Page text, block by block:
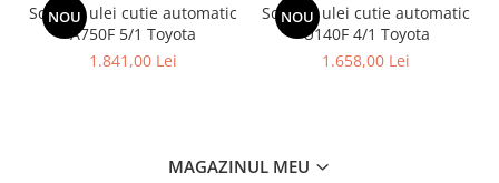
NOU
Schimb ulei cutie automatic
A750F 5/1 Toyota
1.841,00 Lei
NOU
Schimb ulei cutie automatic
U140F 4/1 Toyota
1.658,00 Lei
MAGAZINUL MEU